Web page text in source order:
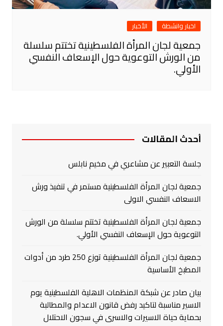
اخبار وانشطة الأخبار
جمعية لجان المرأة الفلسطينية تختتم سلسلة
من الورش التوعوية حول الإسعاف النفسي
الأولي.
أحدث المقالات
جلسة التعبير عن مشاعري في مخيم نابلس
جمعية لجان المرأة الفلسطينية مستمر في تنفيذ ورش
الاسعاف النفسي الاولى
جمعية لجان المرأة الفلسطينية تختتم سلسلة من الورش
التوعوية حول الإسعاف النفسي الأولي.
جمعية لجان المرأة الفلسطينية توزع 250 طرد من أدوات
المطبخ الأساسية
بيان صادر عن شبكة المنظمات الاهلية الفلسطينية يوم
الاسير مناسبة لتاكيد رفض قانون الاعدام والمطالبة
بحماية حياة الاسيرات والاسرى في سجون الاحتلال